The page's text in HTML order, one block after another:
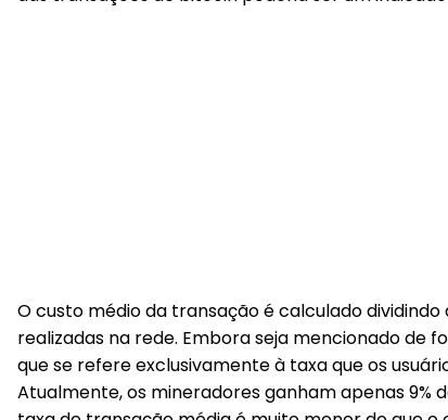
O custo médio da transação é calculado
realizadas na rede. Embora seja mencionado
que se refere exclusivamente à taxa que os
Atualmente, os mineradores ganham apenas 9%